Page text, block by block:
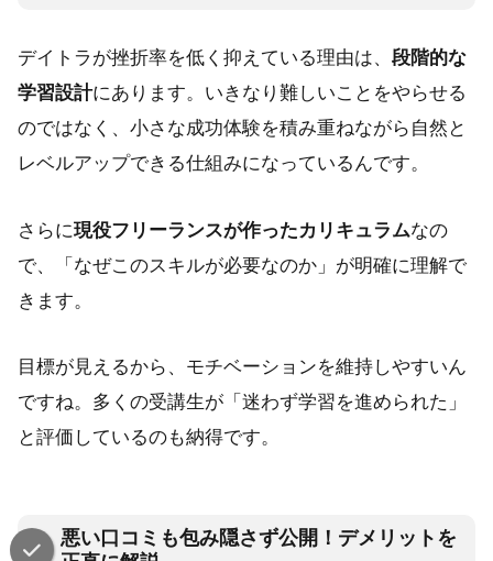
デイトラが挫折率を低く抑えている理由は、 段階的な
学習設計にあります。いきなり難しいことをやらせる
のではなく、小さな成功体験を積み重ねながら自然と
レベルアップできる仕組みになっているんです。
さらに現役フリーランスが作ったカリキュラムなの
で、「なぜこのスキルが必要なのか」が明確に理解で
きます。
目標が見えるから、モチベーションを維持しやすいん
ですね。多くの受講生が「迷わず学習を進められた」
と評価しているのも納得です。
悪い口コミも包み隠さず公開！デメリットを